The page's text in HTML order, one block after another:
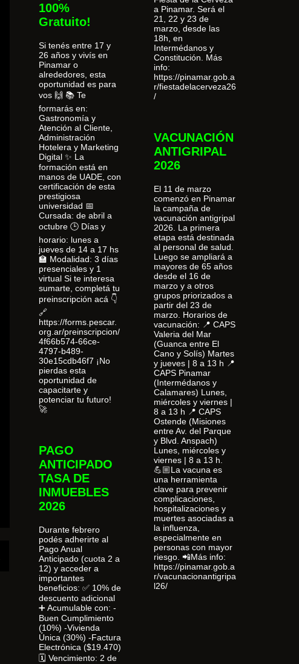
100%
Gratuito!
Si tenés entre 17 y
26 años y vivís en
Pinamar o
alrededores, esta
oportunidad es para
vos 🙌 📚 Te
formarás en:
Gastronomía y
Atención al Cliente,
Administración
Hotelera y Marketing
Digital ✨ La
formación está en
manos de UADE, con
certificación de esta
prestigiosa
universidad 📅
Cursada: de abril a
octubre 🕒 Días y
horario: lunes a
jueves de 14 a 17 hs
🏫 Modalidad: 3 días
presenciales y 1
virtual Si te interesa
sumarte, completá tu
preinscripción acá 👇
🔗
https://forms.pescar.
org.ar/preinscripcion/
4f66b574-66ce-
4797-b489-
30e15cdb46f7 ¡No
pierdas esta
oportunidad de
capacitarte y
potenciar tu futuro!
🚀
PAGO
ANTICIPADO
TASA DE
INMUEBLES
2026
Durante febrero
podés adherirte al
Pago Anual
Anticipado (cuota 2 a
12) y acceder a
importantes
beneficios: ✅ 10% de
descuento adicional
➕ Acumulable con: -
Buen Cumplimiento
(10%) -Vivienda
Única (30%) -Factura
Electrónica ($19.470)
🗓 Vencimiento: 2 de
a Pinamar. Será el
21, 22 y 23 de
marzo, desde las
18h, en
Intermédanos y
Constitución. Más
info:
https://pinamar.gob.a
r/fiestadelacerveza26
/
VACUNACIÓN
ANTIGRIPAL
2026
El 11 de marzo
comenzó en Pinamar
la campaña de
vacunación antigripal
2026. La primera
etapa está destinada
al personal de salud.
Luego se ampliará a
mayores de 65 años
desde el 16 de
marzo y a otros
grupos priorizados a
partir del 23 de
marzo. Horarios de
vacunación: 📍 CAPS
Valeria del Mar
(Guanca entre El
Cano y Solís) Martes
y jueves | 8 a 13 h 📍
CAPS Pinamar
(Intermédanos y
Calamares) Lunes,
miércoles y viernes |
8 a 13 h 📍 CAPS
Ostende (Misiones
entre Av. del Parque
y Blvd. Anspach)
Lunes, miércoles y
viernes | 8 a 13 h.
💪🏼La vacuna es
una herramienta
clave para prevenir
complicaciones,
hospitalizaciones y
muertes asociadas a
la influenza,
especialmente en
personas con mayor
riesgo. 📲Más info:
https://pinamar.gob.a
r/vacunacionantigripa
l26/